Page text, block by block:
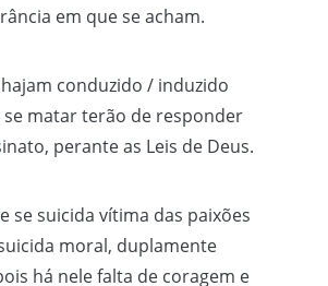
em que se acham.
conduzido / induzido
se matar terão de responder
perante as Leis de Deus.
se suicida vítima das paixões
moral, duplamente
há nele falta de coragem e